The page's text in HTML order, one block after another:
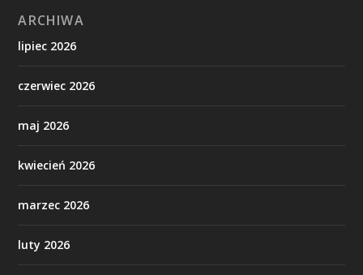
ARCHIWA
lipiec 2026
czerwiec 2026
maj 2026
kwiecień 2026
marzec 2026
luty 2026